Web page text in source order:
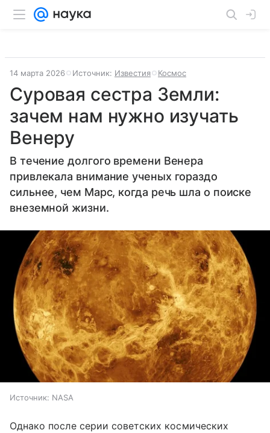
14 марта 2026 Источник: Известия Космос
Суровая сестра Земли:
зачем нам нужно изучать
Венеру
В течение долгого времени Венера
привлекала внимание ученых гораздо
сильнее, чем Марс, когда речь шла о поиске
внеземной жизни.
Источник: NASA
Однако после серии советских космических